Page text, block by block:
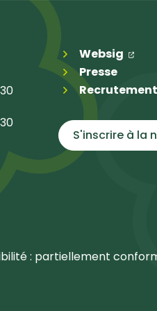
Websig
Presse
Recrutement
S'inscrire à la
: partiellement
onglet)